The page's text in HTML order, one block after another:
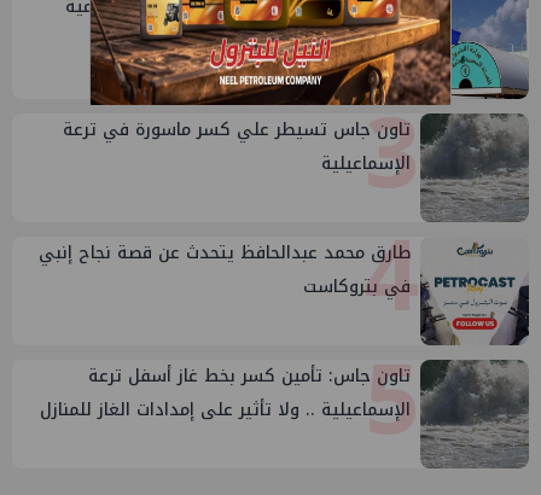
لشركات قطاع البترول
3
تاون جاس تسيطر علي كسر ماسورة في ترعة
الإسماعيلية
4
طارق محمد عبدالحافظ يتحدث عن قصة نجاح إنبي
في بتروكاست
5
تاون جاس: تأمين كسر بخط غاز أسفل ترعة
الإسماعيلية .. ولا تأثير على إمدادات الغاز للمنازل